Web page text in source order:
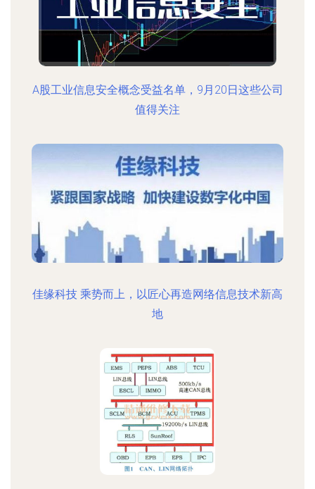
A股工业信息安全概念受益名单，9月20日这些公司
值得关注
佳缘科技 乘势而上，以匠心再造网络信息技术新高
地